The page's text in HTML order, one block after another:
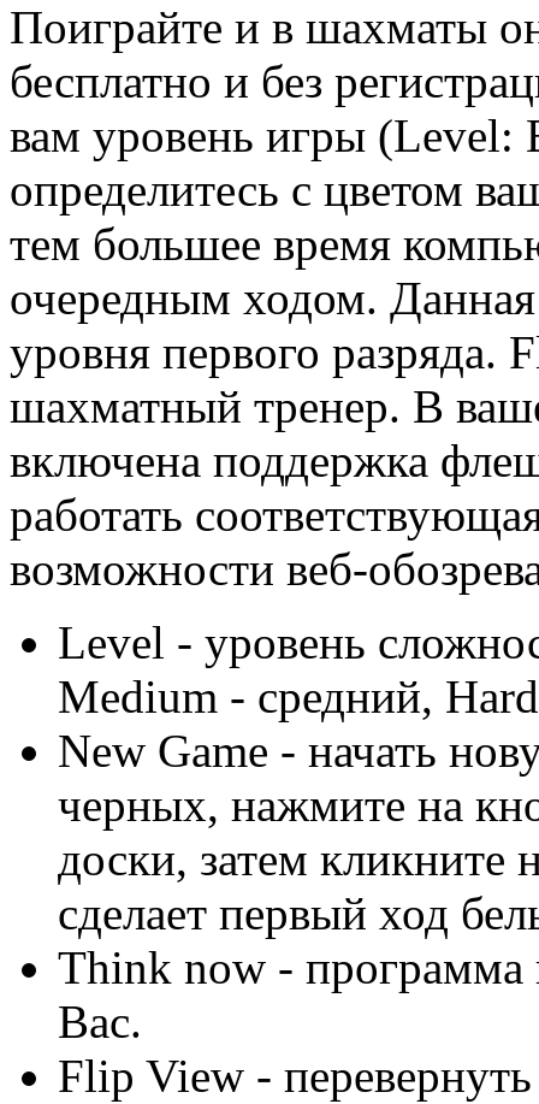
Поиграйте и в шахматы
бесплатно и без
вам уровень игры (Level:
определитесь с цветом
тем большее время
очередным ходом.
уровня первого разряда.
шахматный тренер. В
включена поддержка
работать
возможности веб-
Level - уровень
Medium - средний,
New Game - начать
черных, нажмите на
доски, затем
сделает первый ход
Think now - программа
Вас.
Flip View - перевернуть